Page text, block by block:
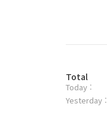
플
러
그
방
문
자
Total
Today :
Yesterday :